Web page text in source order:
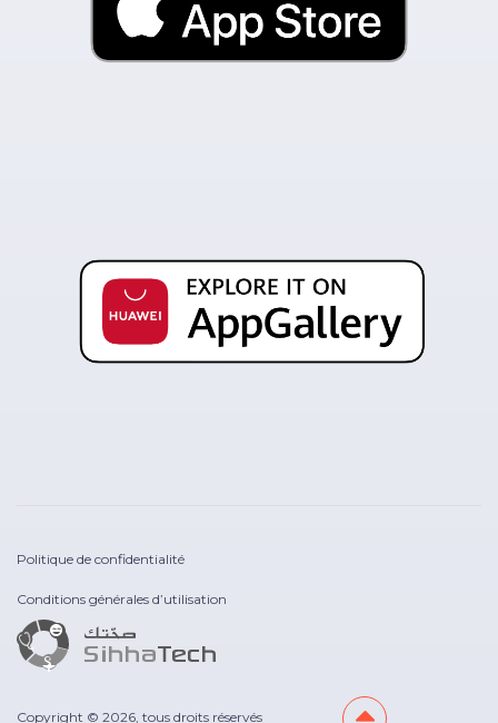
Politique de confidentialité
Conditions générales d’utilisation
Copyright © 2026, tous droits réservés